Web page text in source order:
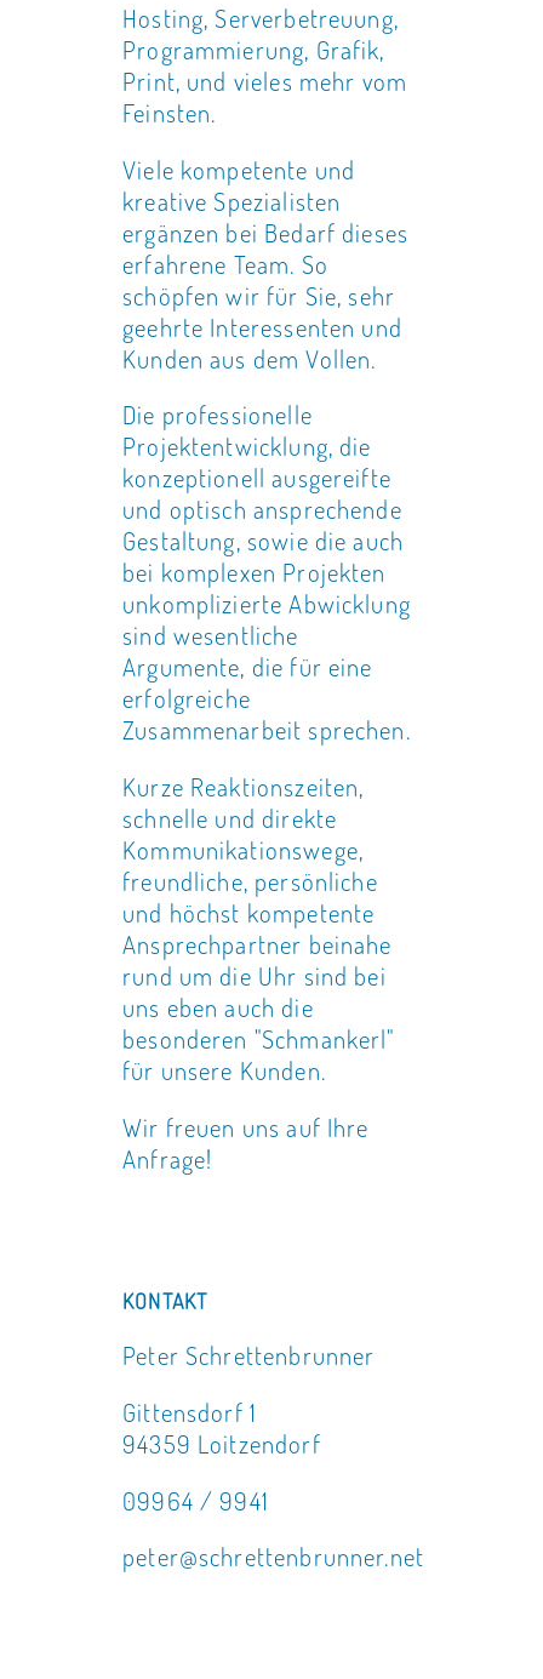
Hosting, Serverbetreuung,
Programmierung, Grafik,
Print, und vieles mehr vom
Feinsten.
Viele kompetente und
kreative Spezialisten
ergänzen bei Bedarf dieses
erfahrene Team. So
schöpfen wir für Sie, sehr
geehrte Interessenten und
Kunden aus dem Vollen.
Die professionelle
Projektentwicklung, die
konzeptionell ausgereifte
und optisch ansprechende
Gestaltung, sowie die auch
bei komplexen Projekten
unkomplizierte Abwicklung
sind wesentliche
Argumente, die für eine
erfolgreiche
Zusammenarbeit sprechen.
Kurze Reaktionszeiten,
schnelle und direkte
Kommunikationswege,
freundliche, persönliche
und höchst kompetente
Ansprechpartner beinahe
rund um die Uhr sind bei
uns eben auch die
besonderen "Schmankerl"
für unsere Kunden.
Wir freuen uns auf Ihre
Anfrage!
KONTAKT
Peter Schrettenbrunner
Gittensdorf 1
94359 Loitzendorf
09964 / 9941
peter@schrettenbrunner.net